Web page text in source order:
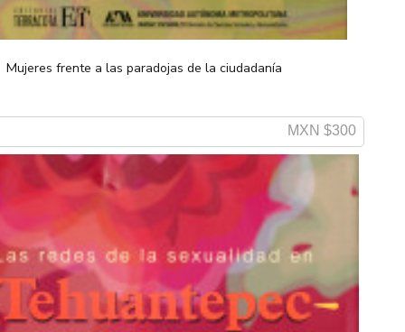
Mujeres frente a las paradojas de la ciudadanía
MXN $300